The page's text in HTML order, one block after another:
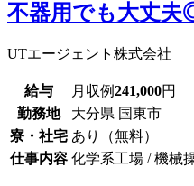
不器用でも大丈
UTエージェント株式会社
給与 月収例241,000円
勤務地
大分県 国東市
寮・社宅 あり（無料）
仕事内容 化学系工場 / 機械